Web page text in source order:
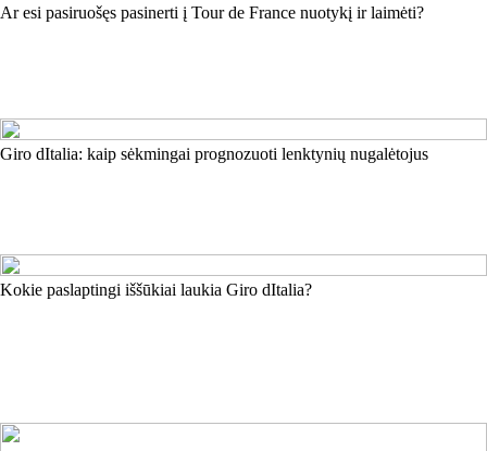
Ar esi pasiruošęs pasinerti į Tour de France nuotykį ir laimėti?
Giro dItalia: kaip sėkmingai prognozuoti lenktynių nugalėtojus
Kokie paslaptingi iššūkiai laukia Giro dItalia?